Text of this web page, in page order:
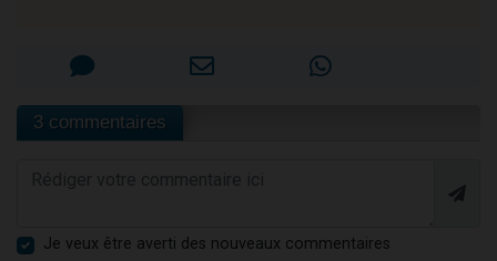
3 commentaires
Je veux être averti des nouveaux commentaires